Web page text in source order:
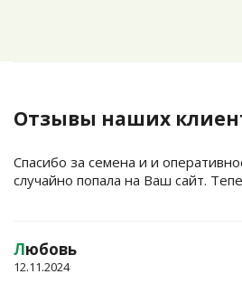
Отзывы наших
Спасибо за семена и и
случайно попала на Ваш сайт.
Любовь
12.11.2024